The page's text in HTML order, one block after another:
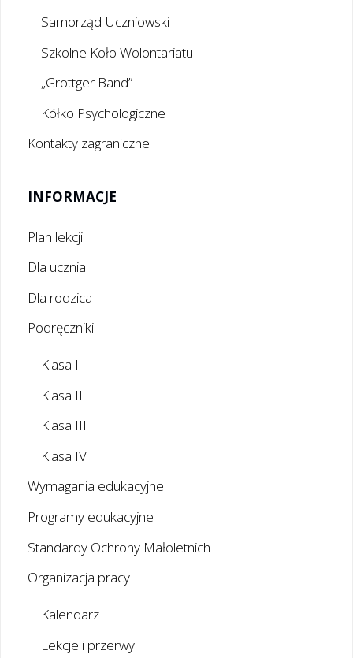
Samorząd Uczniowski
Szkolne Koło Wolontariatu
„Grottger Band”
Kółko Psychologiczne
Kontakty zagraniczne
INFORMACJE
Plan lekcji
Dla ucznia
Dla rodzica
Podręczniki
Klasa I
Klasa II
Klasa III
Klasa IV
Wymagania edukacyjne
Programy edukacyjne
Standardy Ochrony Małoletnich
Organizacja pracy
Kalendarz
Lekcje i przerwy